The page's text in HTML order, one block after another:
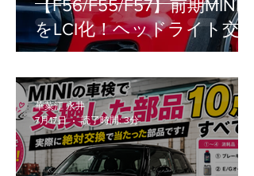
【F56/F55/F57】前期MINI
をLCI化！ヘッドライト交換
の疑問（車検・工賃・設
定）を徹底解説
華菜江 永井
7月17日
読了時間: 3分